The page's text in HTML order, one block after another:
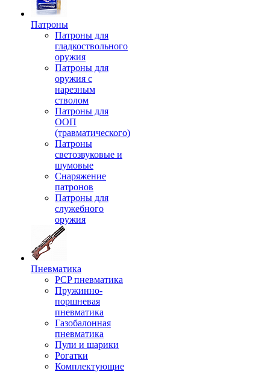
Патроны
Патроны для
гладкоствольного
оружия
Патроны для
оружия с
нарезным
стволом
Патроны для
ООП
(травматического)
Патроны
светозвуковые и
шумовые
Снаряжение
патронов
Патроны для
служебного
оружия
Пневматика
PCP пневматика
Пружинно-
поршневая
пневматика
Газобалонная
пневматика
Пули и шарики
Рогатки
Комплектующие